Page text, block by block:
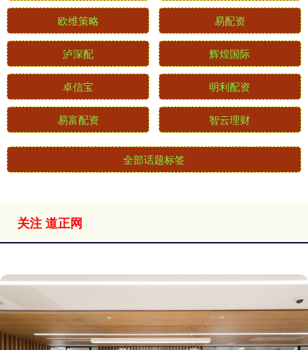
欧维策略 易配资
泸深配 辉煌国际
卓信宝 明利配资
易富配资 智云理财
全部话题标签
关注 道正网